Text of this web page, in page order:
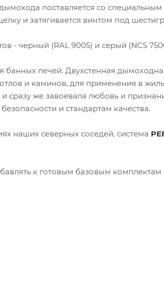
поставляется со специальным
и затягивается винтом под
- черный (RAL 9005) и серый (NCS
банных печей. Двухстенная
и каминов, для применения в
и сразу же завоевала любовь и
и стандартам качества.
наших северных соседей, система
к готовым базовым комплектам